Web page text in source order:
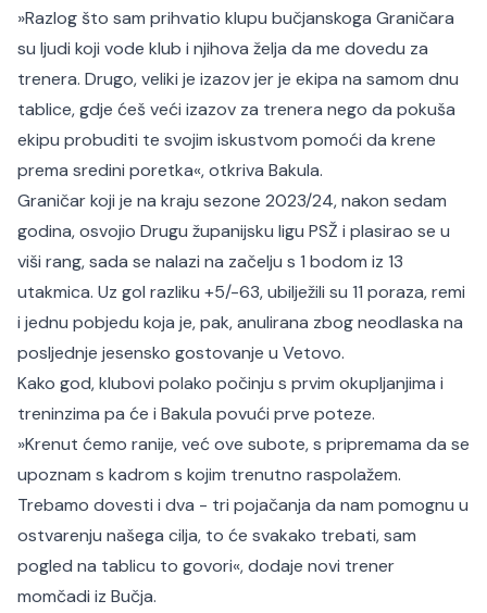
»Razlog što sam prihvatio klupu bučjanskoga Graničara
su ljudi koji vode klub i njihova želja da me dovedu za
trenera. Drugo, veliki je izazov jer je ekipa na samom dnu
tablice, gdje ćeš veći izazov za trenera nego da pokuša
ekipu probuditi te svojim iskustvom pomoći da krene
prema sredini poretka«, otkriva Bakula.
Graničar koji je na kraju sezone 2023/24, nakon sedam
godina, osvojio Drugu županijsku ligu PSŽ i plasirao se u
viši rang, sada se nalazi na začelju s 1 bodom iz 13
utakmica. Uz gol razliku +5/-63, ubilježili su 11 poraza, remi
i jednu pobjedu koja je, pak, anulirana zbog neodlaska na
posljednje jesensko gostovanje u Vetovo.
Kako god, klubovi polako počinju s prvim okupljanjima i
treninzima pa će i Bakula povući prve poteze.
»Krenut ćemo ranije, već ove subote, s pripremama da se
upoznam s kadrom s kojim trenutno raspolažem.
Trebamo dovesti i dva - tri pojačanja da nam pomognu u
ostvarenju našega cilja, to će svakako trebati, sam
pogled na tablicu to govori«, dodaje novi trener
momčadi iz Bučja.